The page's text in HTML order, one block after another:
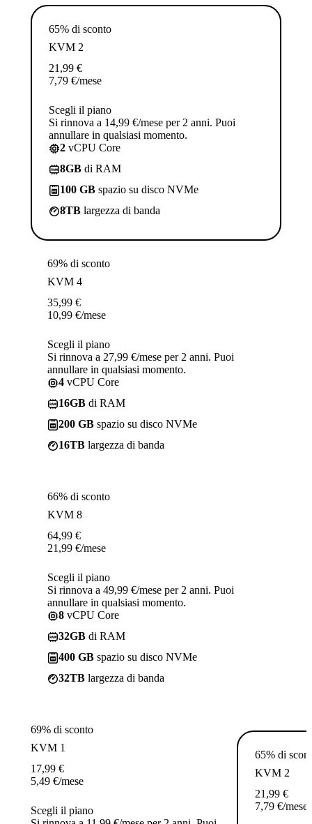
65% di sconto
KVM 2
21,99 €
7,79 €/mese
Scegli il piano
Si rinnova a 14,99 €/mese per 2 anni. Puoi
annullare in qualsiasi momento.
2 vCPU Core
8GB di RAM
100 GB spazio su disco NVMe
8TB largezza di banda
69% di sconto
KVM 4
35,99 €
10,99 €/mese
Scegli il piano
Si rinnova a 27,99 €/mese per 2 anni. Puoi
annullare in qualsiasi momento.
4 vCPU Core
16GB di RAM
200 GB spazio su disco NVMe
16TB largezza di banda
66% di sconto
KVM 8
64,99 €
21,99 €/mese
Scegli il piano
Si rinnova a 49,99 €/mese per 2 anni. Puoi
annullare in qualsiasi momento.
8 vCPU Core
32GB di RAM
400 GB spazio su disco NVMe
32TB largezza di banda
69% di sconto
KVM 1
17,99 €
5,49 €/mese
Scegli il piano
65% di
KVM 2
21,99 €
7,79 €/mese